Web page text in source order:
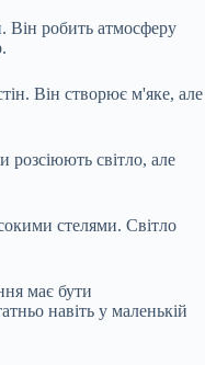
Він робить атмосферу
Він створює м'яке, але
світло, але
стелями. Світло
має бути
навіть у маленькій